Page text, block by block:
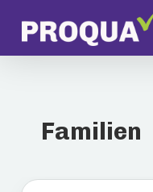
main
Familien